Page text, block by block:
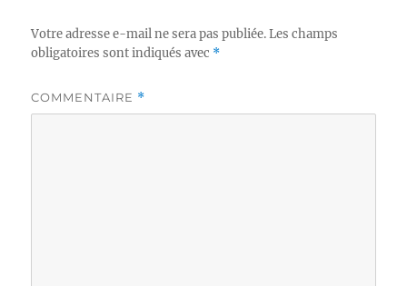
Votre adresse e-mail ne sera pas publiée. Les champs
obligatoires sont indiqués avec *
COMMENTAIRE *